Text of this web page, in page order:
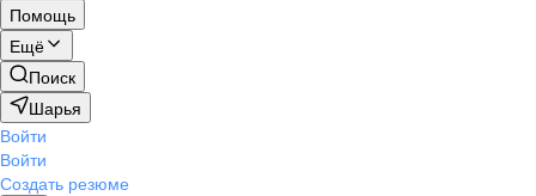
Помощь
Ещё
Поиск
Шарья
Войти
Войти
Создать резюме